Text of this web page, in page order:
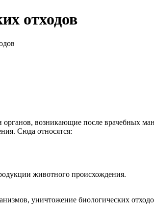
отходов
органов, возникающие после врачебных
Сюда относятся:
животного происхождения.
уничтожение биологических